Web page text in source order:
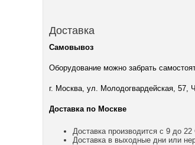
Доставка
Самовывоз
Оборудование можно забрать
г. Москва, ул. Молодогвардейская, 57,
Доставка по Москве
Доставка производится с 9 до 22
Доставка в выходные дни или